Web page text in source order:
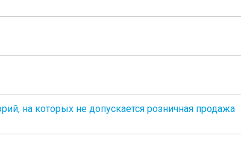
на которых не допускается розничная продажа